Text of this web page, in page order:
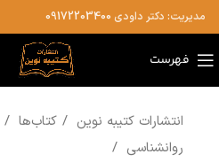
مدیریت: دکتر داودی 09172203400
فهرست
انتشارات کتیبه نوین کتاب‌ها
روانشناسی